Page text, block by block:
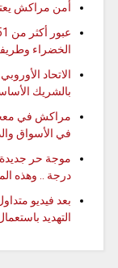
أمن مراكش
الخضراء
الاتحاد
بالشريك
في الأسواق
درجة .. وهذه
بعد فيديو
التهديد